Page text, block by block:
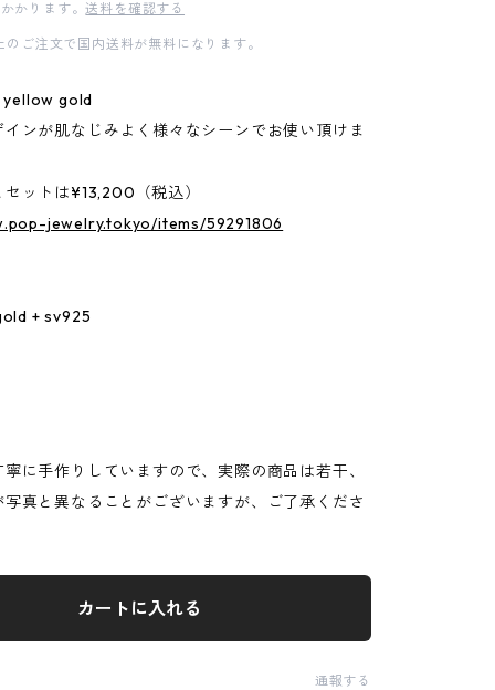
かります。送料を確認する
ご注文で国内送料が無料になります。
yellow gold
インが肌なじみよく様々なシーンでお使い頂けま
ットは¥13,200（税込）
jewelry.tokyo/items/59291806
+ sv925
に手作りしていますので、実際の商品は若干、
真と異なることがございますが、ご了承くださ
カートに入れる
通報する